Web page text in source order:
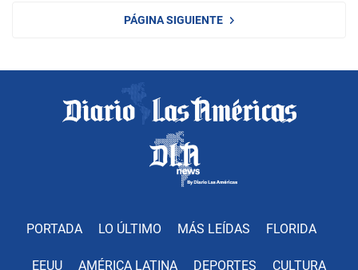
PÁGINA SIGUIENTE
PORTADA LO ÚLTIMO MÁS LEÍDAS FLORIDA
EEUU AMÉRICA LATINA DEPORTES CULTURA